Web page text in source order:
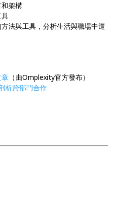
架構
法與工具，分析生活與職場中遭
（由Omplexity官方發布）
析跨部門合作